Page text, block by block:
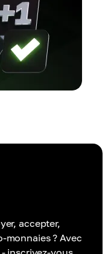
accepter,
monnaies ? Avec